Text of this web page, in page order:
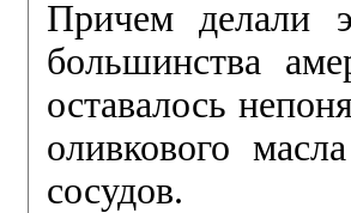
Причем делали
большинства
оставалось
оливкового
сосудов.